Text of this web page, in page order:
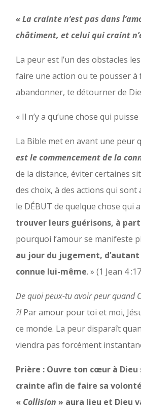
« La crainte n’est pas dans
châtiment, et celui qui craint
La peur est l’un des obstacles
faire une action ou te pousser à
abandonner, te détourner de
« Il n’y a qu’une chose qui
La Bible met en avant une peur
est le commencement de la
de la distance, éviter certaines
des choix, à des actions qui sont
le DÉBUT de quelque chose qui
trouver leurs guérisons, à
pourquoi l’amour se manifeste
au jour du jugement,
connue lui-même. » (1 Jean 4
De quoi peux-tu avoir peur quand
?!Par amour pour toi et moi,
ce monde. La peur disparaît
viendra pas forcément
Prière : Ouvre ton cœur à
crainte afin de faire sa
« Collision» aura lieu et Dieu